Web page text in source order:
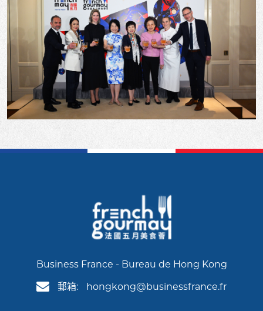
Business France - Bureau de Hong Kong
郵箱:
hongkong@businessfrance.fr